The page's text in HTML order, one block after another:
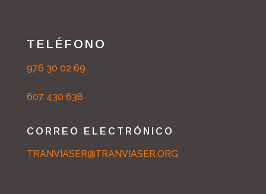
TELÉFONO
976 30 02 69
607 430 638
CORREO ELECTRÓNICO
TRANVIASER@TRANVIASER.ORG